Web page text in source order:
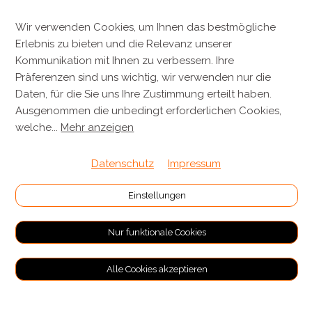
Metzgerei Künzli AG
Mülistrasse 7
8143 Stallikon
+41 44 701 80 80
info@metzgereikuenzli.ch
Verpackung & Versand
RECHTLICHES
Allgemeine Geschäftsbedingungen
Wir verwenden Cookies, um Ihnen das bestmögliche
Erlebnis zu bieten und die Relevanz unserer
Kommunikation mit Ihnen zu verbessern. Ihre
Präferenzen sind uns wichtig, wir verwenden nur die
Daten, für die Sie uns Ihre Zustimmung erteilt haben.
Ausgenommen die unbedingt erforderlichen Cookies,
welche... Mehr anzeigen
Datenschutz Impressum
Einstellungen
Nur funktionale Cookies
Alle Cookies akzeptieren